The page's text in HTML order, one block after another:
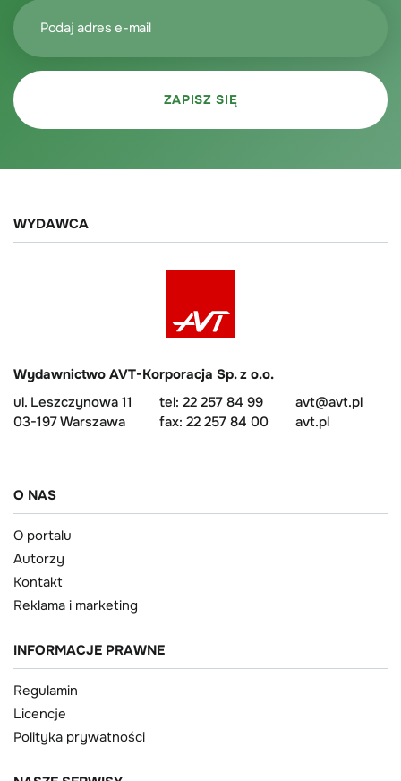
WYDAWCA
Wydawnictwo AVT-Korporacja Sp. z o.o.
ul. Leszczynowa 11
03-197 Warszawa
tel: 22 257 84 99
fax: 22 257 84 00
avt@avt.pl
avt.pl
O NAS
O portalu
Autorzy
Kontakt
Reklama i marketing
INFORMACJE PRAWNE
Regulamin
Licencje
Polityka prywatności